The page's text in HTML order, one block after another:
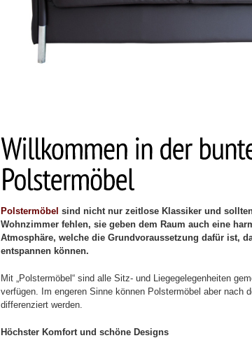
Polstermöbel sind nicht nur zeitlose Klassiker und
Wohnzimmer fehlen, sie geben dem Raum auch eine
Atmosphäre, welche die Grundvoraussetzung dafür ist,
entspannen können.
Mit „Polstermöbel“ sind alle Sitz- und Liegegelegenheiten
verfügen. Im engeren Sinne können Polstermöbel aber nach
differenziert werden.
Höchster Komfort und schöne Designs